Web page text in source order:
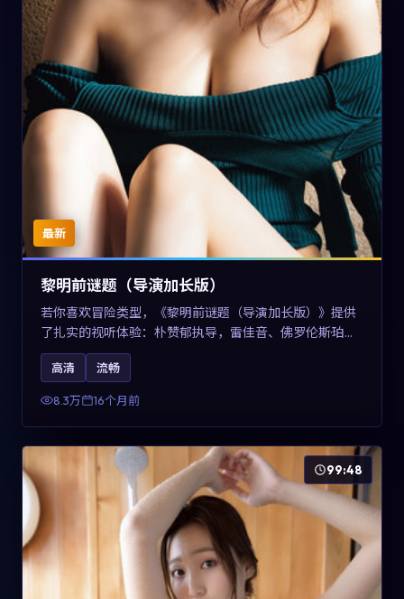
最新
黎明前谜题（导演加长版）
若你喜欢冒险类型，《黎明前谜题（导演加长版）》提供
了扎实的视听体验：朴赞郁执导，雷佳音、佛罗伦斯·珀与
章子怡共同演绎。影片2025年于美国上映，内容在有限空
间内完成高密度的戏剧冲突，关键词包含高清流畅、人物
关系与情节反转，适合检索「2025冒险」「美国电影」的
高清 流畅
8.3万 16个月前
99:48